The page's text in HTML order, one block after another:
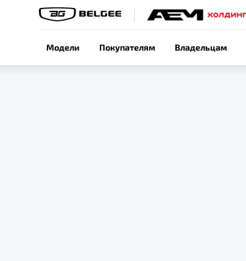
Модели Покупателям Владельцам